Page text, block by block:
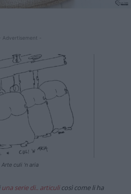
Advertisement -
Arte culi ‘n aria
una serie di.. articulicosì come li ha